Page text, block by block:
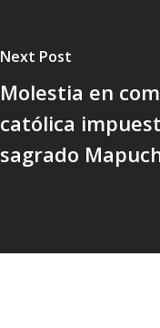
Next Post
Molestia en
católica
sagrado